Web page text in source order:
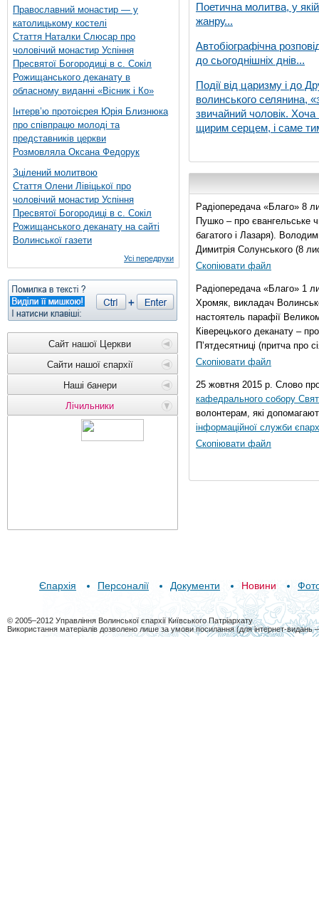
Православний монастир — у
католицькому костелі
Стаття Наталки Слюсар про
чоловічий монастир Успіння
Пресвятої Богородиці в с. Сокіл
Рожищанського деканату в
обласному виданні «Вісник і Ко»
Інтерв’ю протоієрея Юрія Близнюка
про співпрацю молоді та
представників церкви
Розмовляла Оксана Федорук
Зцілений молитвою
Стаття Олени Лівіцької про
чоловічий монастир Успіння
Пресвятої Богородиці в с. Сокіл
Рожищанського деканату на сайті
Волинської газети
Усі передруки
Сайт нашої Церкви
Сайти нашої єпархії
Наші банери
Лічильники
Поетична молитва, у
жанру...
Автобіографічна
до сьогоднішніх днів...
Події від царизму і до
волинського селянина,
звичайний чоловік. Хоча
щирим серцем, і саме
Радіопередача «Благо» 8
Пушко – про євангельське
багатого і Лазаря).
Димитрія Солунського (8
Скопіювати файл
Радіопередача «Благо» 1
Хромяк, викладач
настоятель парафії
Ківерецького деканату –
П’ятдесятниці (притча про
Скопіювати файл
25 жовтня 2015 р. Слово
кафедрального собору
волонтерам, які
інформаційної служби
Скопіювати файл
Єпархія Персоналії Документи Новини
© 2005–2012 Управління Волинської єпархії Київського Патріархату
Використання матеріалів дозволено лише за умови посилання (для інтернет-видань